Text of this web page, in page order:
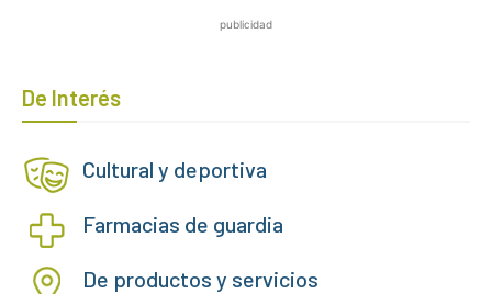
publicidad
De Interés
Cultural y deportiva
Farmacias de guardia
De productos y servicios